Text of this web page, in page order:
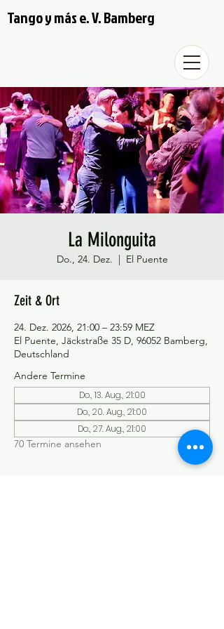
Tango y más e. V. Bamberg
La Milonguita
Do., 24. Dez.
  |
El Puente
Zeit & Ort
24. Dez. 2026, 21:00 – 23:59 MEZ
El Puente, Jäckstraße 35 D, 96052 Bamberg,
Deutschland
Andere Termine
Do., 13. Aug., 21:00
Do., 20. Aug., 21:00
Do., 27. Aug., 21:00
70 Termine ansehen